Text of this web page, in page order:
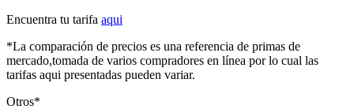
Encuentra tu tarifa aqui
*La comparación de precios es una referencia de primas de
mercado,tomada de varios compradores en línea por lo cual las
tarifas aqui presentadas pueden variar.
Otros*